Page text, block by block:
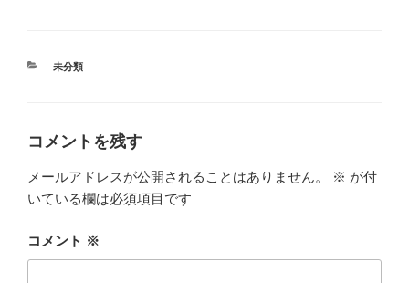
カ
未分類
コメントを残す
メールアドレスが公開されることはありません。 ※ が付
いている欄は必須項目です
コメント ※